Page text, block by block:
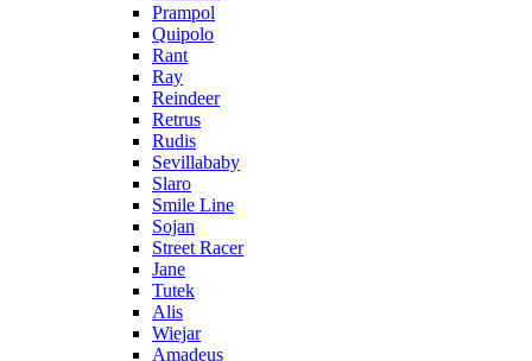
Prampol
Quipolo
Rant
Ray
Reindeer
Retrus
Rudis
Sevillababy
Slaro
Smile Line
Sojan
Street Racer
Jane
Tutek
Alis
Wiejar
Amadeus